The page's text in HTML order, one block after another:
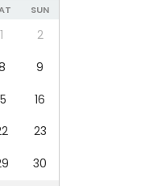
SUN
1
2
9
16
23
30